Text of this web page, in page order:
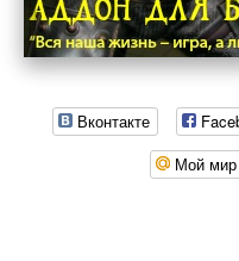
Вконтакте
Мой мир